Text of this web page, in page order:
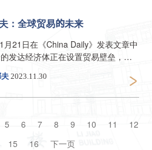
：全球贸易的未来
月21日在《China Daily》发表文章中
发达经济体正在设置贸易壁垒，但
贸易的未来产生重大影响。
夫 2023.11.30
5 6 7 8 9 10 11
12
15 16 下一页